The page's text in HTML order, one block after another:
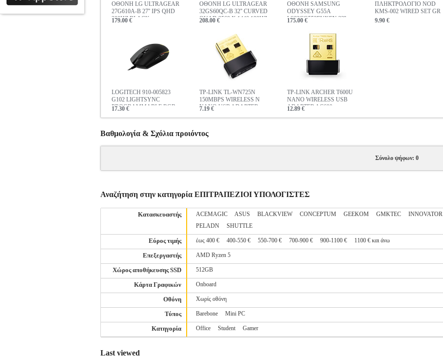
ΟΘΟΝΗ LG ULTRAGEAR
27G610A-B 27'' IPS QHD
200HZ BLACK
179.00 €
ΟΘΟΝΗ LG ULTRAGEAR
32GS60QC-B 32'' CURVED
QUAD 2560 X 1440 180HZ
208.00 €
ΟΘΟΝΗ SAMSUNG
ODYSSEY G55A
LS32CG552EUXEN 32''
175.00 €
ΠΛΗΚΤΡΟΛΟΓΙΟ NOD
KMS-002 WIRED SET GR
9.90 €
LOGITECH 910-005823
G102 LIGHTSYNC
PROGRAMMABLE RGB
17.30 €
TP-LINK TL-WN725N
150MBPS WIRELESS N
NANO USB ADAPTER
7.19 €
TP-LINK ARCHER T600U
NANO WIRELESS USB
ADAPTER AC600
12.89 €
Βαθμολογία & Σχόλια προιόντος
Σύνολο ψήφων: 0
Αναζήτηση στην κατηγορία ΕΠΙΤΡΑΠΕΖΙΟΙ ΥΠΟΛΟΓΙΣΤΕΣ
Κατασκευαστής ACEMAGIC ASUS BLACKVIEW CONCEPTUM GEEKOM GMKTEC INNOVATOR
PELADN
SHUTTLE
Εύρος τιμής έως 400 € 400-550 € 550-700 € 700-900 € 900-1100 € 1100 € και άνω
Επεξεργαστής AMD Ryzen 5
Χώρος αποθήκευσης SSD 512GB
Κάρτα Γραφικών Onboard
Οθόνη Χωρίς οθόνη
Τύπος Barebone Mini PC
Κατηγορία Office Student Gamer
Last viewed